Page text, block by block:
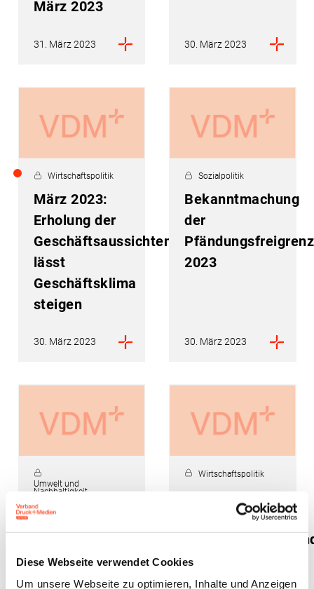
Diese Webseite verwendet Cookies
Um unsere Webseite zu optimieren, Inhalte und Anzeigen
März 2023
31. März 2023 30. März 2023
Wirtschaftspolitik
März 2023:
Erholung der
Geschäftsaussichten
lässt
Geschäftsklima
steigen
30. März 2023
Sozialpolitik
Bekanntmachung
der
2023
30. März 2023
Umwelt und
Nachhaltigkeit
BVDM sieht
erheblichen
Änderungsbedarf
Wirtschaftspolitik
Revision des
vom Februar
2023